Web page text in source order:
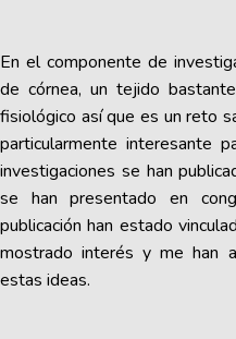
En el componente de
de córnea, un tejido
fisiológico así que es un reto
particularmente interesante
investigaciones se han
se han presentado en
publicación han estado
mostrado interés y me han
estas ideas.